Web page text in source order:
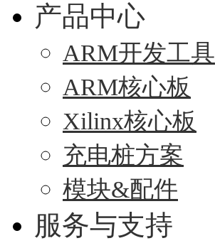
产品中心
ARM开发工具
ARM核心板
Xilinx核心板
充电桩方案
模块&配件
服务与支持